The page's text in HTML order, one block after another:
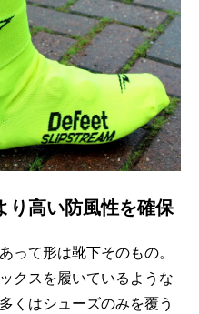
り高い防風性を確保
って形は靴下そのもの。
クスを履いているような
くはシューズのみを覆う